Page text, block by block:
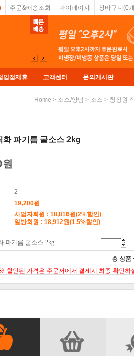
주문&배송조회 마이페이지 장바구니(0
입점제휴 고객센터 문의게시판
Home > 소스/양념 > 소스 > 청정원
화 파기름 굴소스 2kg
원
2
19,200원
사업자회원 : 18,816원(2%할인)
일반회원 : 18,912원(1.5%할인)
파기름 굴소스 2kg
총 상품
※ 할인된 가격은 주문서에서 결제시 최종 확인하